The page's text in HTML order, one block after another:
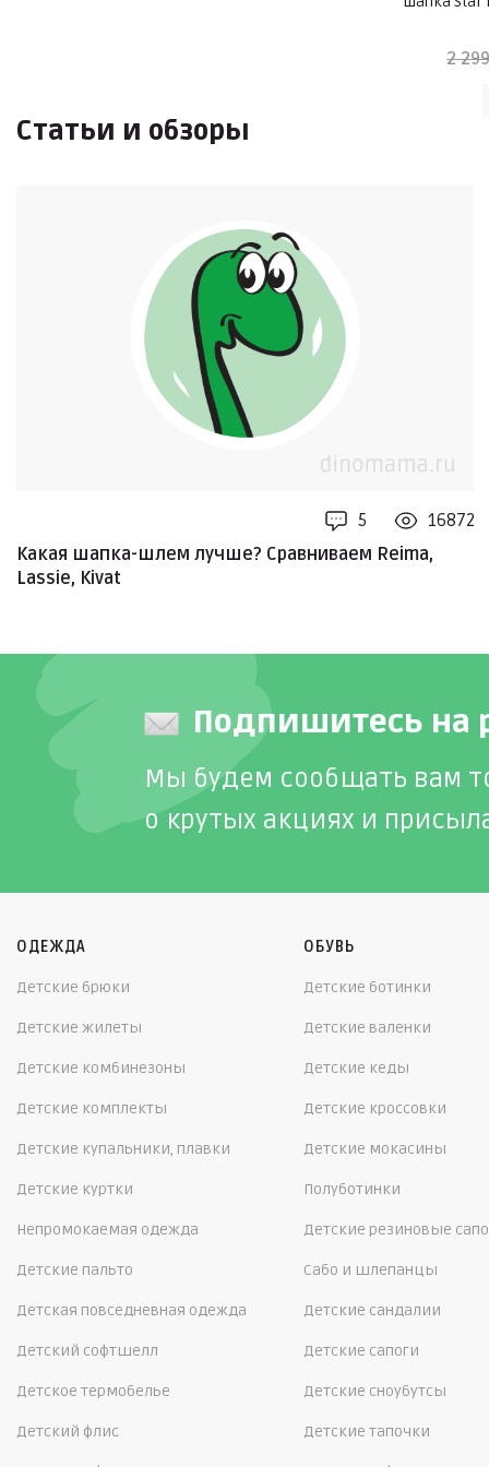
2
Статьи и обзоры
5
16872
Какая шапка-шлем лучше? Сравниваем Reima,
Lassie, Kivat
Подпишитесь на
Мы будем сообщать вам
о крутых акциях и
ОДЕЖДА
Детские брюки
Детские жилеты
Детские комбинезоны
Детские комплекты
Детские купальники, плавки
Детские куртки
Непромокаемая одежда
Детские пальто
Детская повседневная одежда
Детский софтшелл
Детское термобелье
Детский флис
ОБУВЬ
Детские ботинки
Детские валенки
Детские кеды
Детские кроссовки
Детские мокасины
Полуботинки
Детские резиновые
Сабо и шлепанцы
Детские сандалии
Детские сапоги
Детские сноубутсы
Детские тапочки